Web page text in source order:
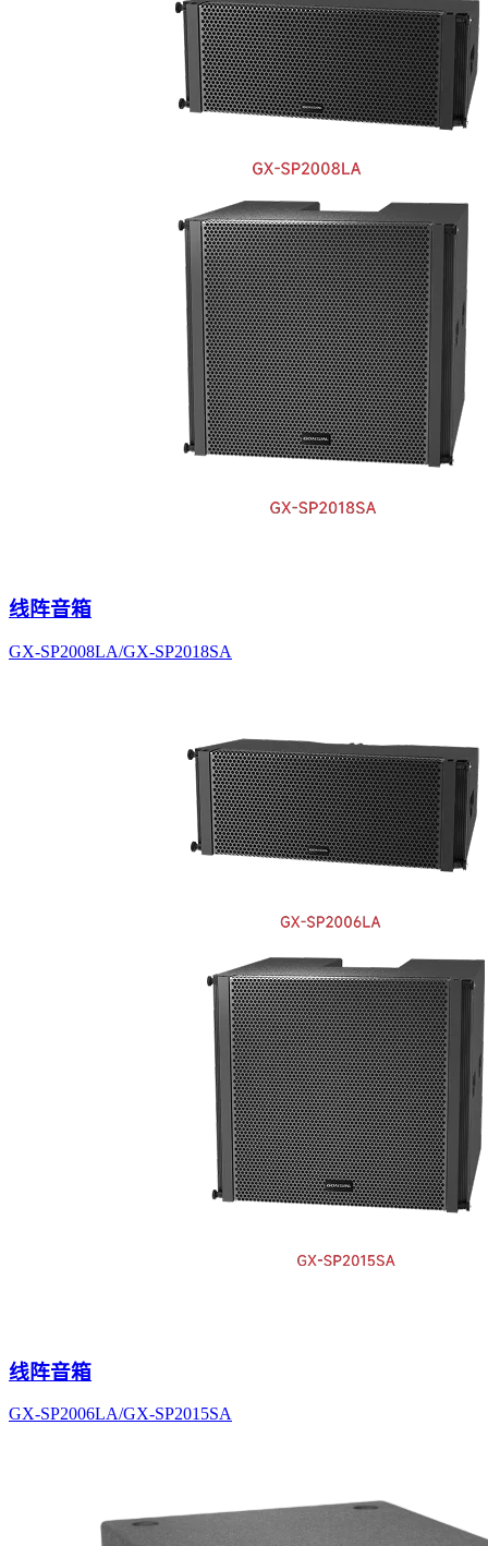
线阵音箱
GX-SP2008LA/GX-SP2018SA
线阵音箱
GX-SP2006LA/GX-SP2015SA